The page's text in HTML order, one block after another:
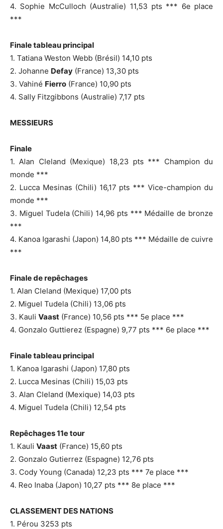
4. Sophie McCulloch (Australie) 11,53 pts *** 6e place
***
Finale tableau principal
1. Tatiana Weston Webb (Brésil) 14,10 pts
2. Johanne Defay (France) 13,30 pts
3. Vahiné Fierro (France) 10,90 pts
4. Sally Fitzgibbons (Australie) 7,17 pts
MESSIEURS
Finale
1. Alan Cleland (Mexique) 18,23 pts *** Champion du
monde ***
2. Lucca Mesinas (Chili) 16,17 pts *** Vice-champion du
monde ***
3. Miguel Tudela (Chili) 14,96 pts *** Médaille de bronze
***
4. Kanoa Igarashi (Japon) 14,80 pts *** Médaille de cuivre
***
Finale de repêchages
1. Alan Cleland (Mexique) 17,00 pts
2. Miguel Tudela (Chili) 13,06 pts
3. Kauli Vaast (France) 10,56 pts *** 5e place ***
4. Gonzalo Guttierez (Espagne) 9,77 pts *** 6e place ***
Finale tableau principal
1. Kanoa Igarashi (Japon) 17,80 pts
2. Lucca Mesinas (Chili) 15,03 pts
3. Alan Cleland (Mexique) 14,03 pts
4. Miguel Tudela (Chili) 12,54 pts
Repêchages 11e tour
1. Kauli Vaast (France) 15,60 pts
2. Gonzalo Gutierrez (Espagne) 12,76 pts
3. Cody Young (Canada) 12,23 pts *** 7e place ***
4. Reo Inaba (Japon) 10,27 pts *** 8e place ***
CLASSEMENT DES NATIONS
1. Pérou 3253 pts